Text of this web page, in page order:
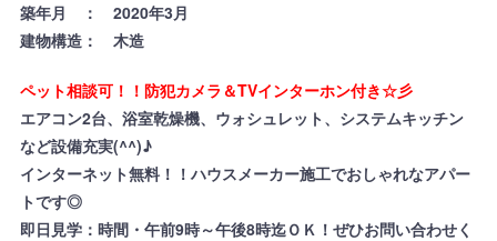
築年月 ： 2020年3月
建物構造： 木造
ペット相談可！！防犯カメラ＆TVインターホン付き☆彡
エアコン2台、浴室乾燥機、ウォシュレット、システムキッチン
など設備充実(^^)♪
インターネット無料！！ハウスメーカー施工でおしゃれなアパー
トです◎
即日見学：時間・午前9時～午後8時迄ＯＫ！ぜひお問い合わせく